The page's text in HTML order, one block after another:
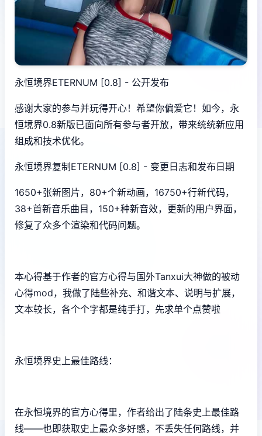
永恒境界ETERNUM [0.8] - 公开发布
感谢大家的参与并玩得开心！希望你偏爱它！如今，永
恒境界0.8新版已面向所有参与者开放，带来统统新应用
组成和技术优化。
永恒境界复制ETERNUM [0.8] - 变更日志和发布日期
1650+张新图片，80+个新动画，16750+行新代码，
38+首新音乐曲目，150+种新音效，更新的用户界面，
修复了众多个渲染和代码问题。
本心得基于作者的官方心得与国外Tanxui大神做的被动
心得mod，我做了陆些补充、和谐文本、说明与扩展，
文本较长，各个个字都是纯手打，先求单个点赞啦
永恒境界史上最佳路线：
在永恒境界的官方心得里，作者给出了陆条史上最佳路
线——也即获取史上最众多好感，不丢失任何路线，并